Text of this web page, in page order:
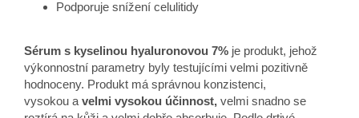
Podporuje snížení celulitidy
Sérum s kyselinou hyaluronovou 7% je produkt, jehož
výkonnostní parametry byly testujícími velmi pozitivně
hodnoceny. Produkt má správnou konzistenci,
vysokou a velmi vysokou účinnost, velmi snadno se